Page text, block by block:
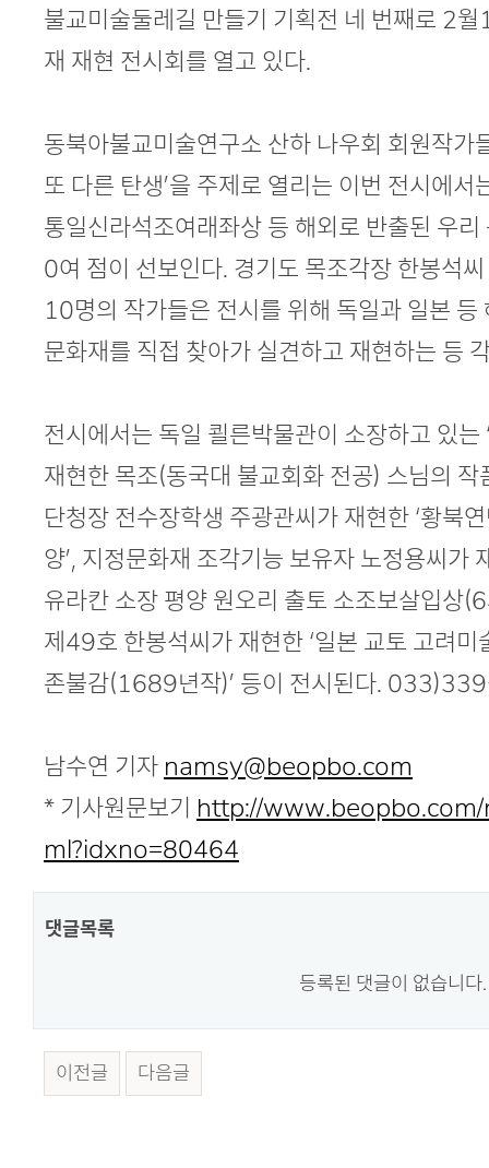
불교미술둘레길 만들기 기획전 네 번째로 2
재 재현 전시회를 열고 있다.
동북아불교미술연구소 산하 나우회 회원작가
또 다른 탄생’을 주제로 열리는 이번 전시에
통일신라석조여래좌상 등 해외로 반출된 우
0여 점이 선보인다. 경기도 목조각장 한봉석
10명의 작가들은 전시를 위해 독일과 일본 등
문화재를 직접 찾아가 실견하고 재현하는 등
전시에서는 독일 쾰른박물관이 소장하고 있는
재현한 목조(동국대 불교회화 전공) 스님의
단청장 전수장학생 주광관씨가 재현한 ‘황북
양’, 지정문화재 조각기능 보유자 노정용씨가
유라칸 소장 평양 원오리 출토 소조보살입상
제49호 한봉석씨가 재현한 ‘일본 교토 고려
존불감(1689년작)’ 등이 전시된다.
남수연 기자 namsy@beopbo.com
* 기사원문보기 http://
ml?idxno=80464
댓글목록
등록된 댓글이 없습니다.
이전글 다음글